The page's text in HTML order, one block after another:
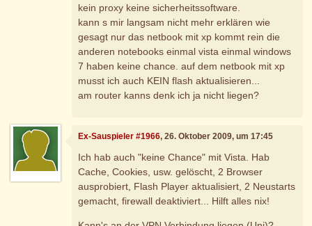
kein proxy keine sicherheitssoftware.
kann s mir langsam nicht mehr erklären wie
gesagt nur das netbook mit xp kommt rein die
anderen notebooks einmal vista einmal windows
7 haben keine chance. auf dem netbook mit xp
musst ich auch KEIN flash aktualisieren...
am router kanns denk ich ja nicht liegen?
Ex-Sauspieler #1966, 26. Oktober 2009, um 17:45
Ich hab auch "keine Chance" mit Vista. Hab
Cache, Cookies, usw. gelöscht, 2 Browser
ausprobiert, Flash Player aktualisiert, 2 Neustarts
gemacht, firewall deaktiviert... Hilft alles nix!